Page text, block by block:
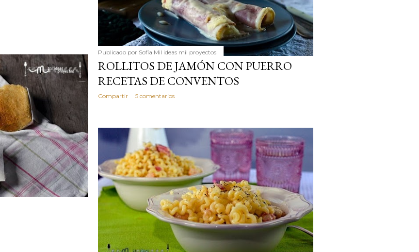
Publicado por Sofía Mil ideas mil proyectos
ROLLITOS DE JAMÓN CON PUERRO
RECETAS DE CONVENTOS
Compartir 5 comentarios